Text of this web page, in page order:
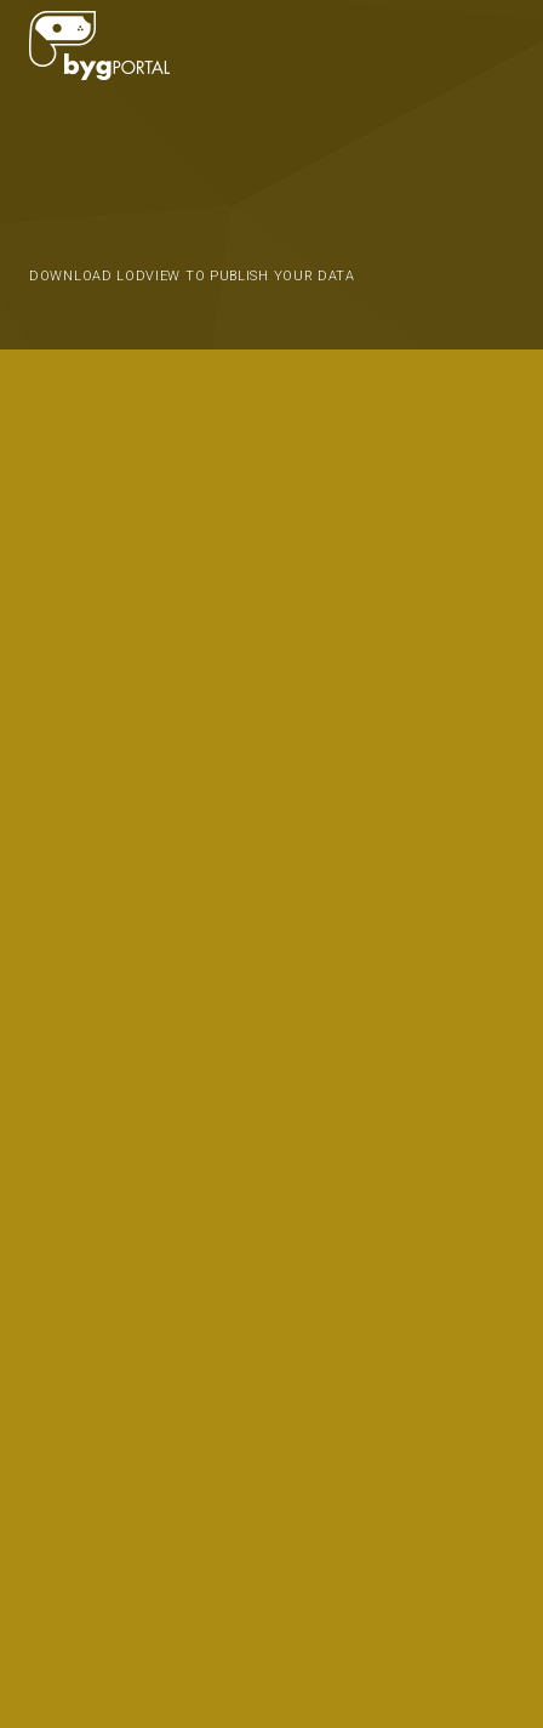
DOWNLOAD LODVIEW TO PUBLISH YOUR DATA